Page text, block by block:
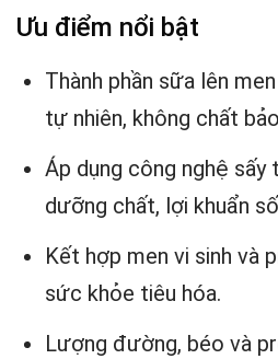
Ưu điểm nổi bật
Thành phần sữa lên
tự nhiên, không chất
Áp dụng công nghệ sấy
dưỡng chất, lợi khuẩn
Kết hợp men vi sinh và
sức khỏe tiêu hóa.
Lượng đường, béo và